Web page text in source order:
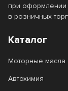
при оформлении
в розничных
Каталог
Моторные масла
Автохимия